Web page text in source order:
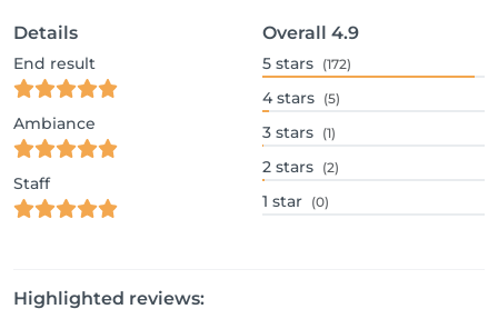
Details
End result
Ambiance
Staff
Overall 4.9
5 stars (172)
4 stars (5)
3 stars (1)
2 stars (2)
1 star (0)
Highlighted reviews: